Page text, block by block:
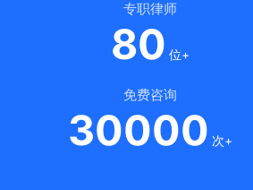
专职律师
80 位+
免费咨询
30000 次+